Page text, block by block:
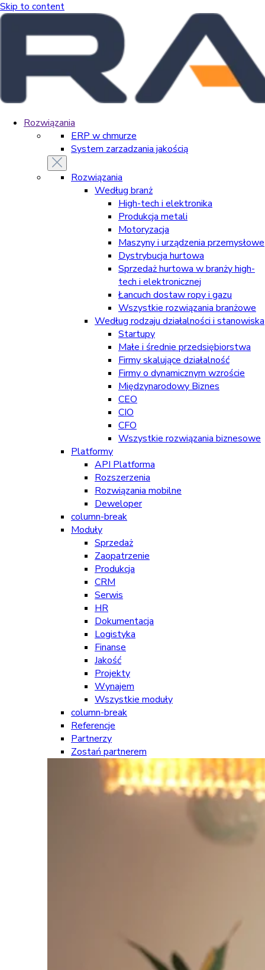
Skip to content
Rozwiązania
ERP w chmurze
System zarzadzania jakością
Rozwiązania
Według branż
High-tech i elektronika
Produkcja metali
Motoryzacja
Maszyny i urządzenia przemysłowe
Dystrybucja hurtowa
Sprzedaż hurtowa w branży high-
tech i elektronicznej
Łancuch dostaw ropy i gazu
Wszystkie rozwiązania branżowe
Według rodzaju działalności i stanowiska
Startupy
Małe i średnie przedsiębiorstwa
Firmy skalujące działalność
Firmy o dynamicznym wzroście
Międzynarodowy Biznes
CEO
CIO
CFO
Wszystkie rozwiązania biznesowe
Platformy
API Platforma
Rozszerzenia
Rozwiązania mobilne
Deweloper
column-break
Moduły
Sprzedaż
Zaopatrzenie
Produkcja
CRM
Serwis
HR
Dokumentacja
Logistyka
Finanse
Jakość
Projekty
Wynajem
Wszystkie moduły
column-break
Referencje
Partnerzy
Zostań partnerem